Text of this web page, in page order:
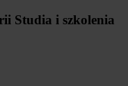
Studia i szkolenia